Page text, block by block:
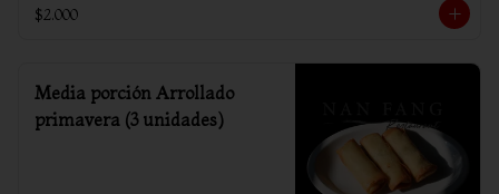
$2.000
Media porción Arrollado
primavera (3 unidades)